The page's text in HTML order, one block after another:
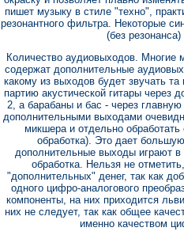
пишет музыку в стиле "техно",
резонантного фильтра. Некоторые
(без
Количество аудиовыходов. Многие
содержат дополнительные
какому из выходов будет звучать
партию акустической гитары через
2, а барабаны и бас - через
дополнительными выходами
микшера и отдельно
обработка). Это дает
дополнительные выходы играют в
обработка. Нельзя не
"дополнительных" денег, так как
одного цифро-аналогового
компоненты, на них приходится
них не следует, так как общее
именно качеством